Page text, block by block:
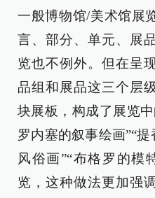
一般博物馆/美术馆展
言、部分、单元、展
览也不例外。但在呈
品组和展品这三个层
块展板，构成了展览
罗内塞的叙事绘画”“
风俗画”“布格罗的模
览，这种做法更加强